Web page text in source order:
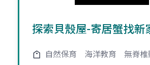
探索貝殼屋-寄居蟹找新
自然保育 海洋教育 無脊椎